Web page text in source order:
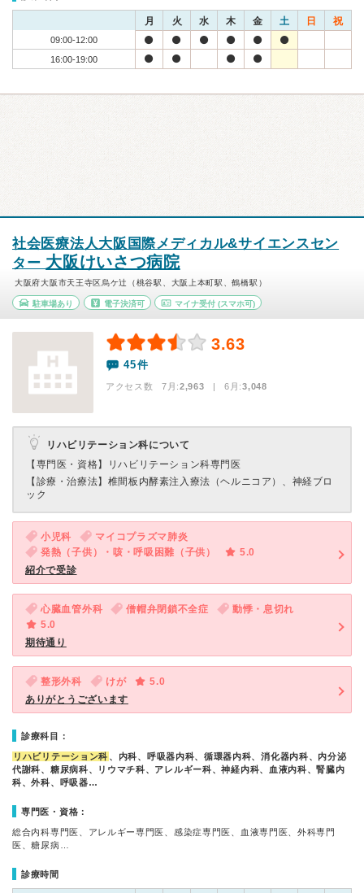
月 火 水 木 金 土 日 祝
09:00-12:00
16:00-19:00
社会医療法人大阪国際メディカル&サイエンスセン
ター 大阪けいさつ病院
大阪府大阪市天王寺区烏ケ辻（桃谷駅、大阪上本町駅、鶴橋駅）
駐車場あり 電子決済可 マイナ受付 (スマホ可)
3.63
45件
アクセス数 7月:2,963 | 6月:3,048
リハビリテーション科について
【専門医・資格】
リハビリテーション科専門医
【診療・治療法】 椎間板内酵素注入療法（ヘルニコア）、神経ブロ
ック
小児科
マイコプラズマ肺炎
発熱（子供）・咳・呼吸困難（子供）
5.0
紹介で受診
心臓血管外科 僧帽弁閉鎖不全症
動悸・息切れ
5.0
期待通り
整形外科 けが
5.0
ありがとうございます
診療科目：
リハビリテーション科 、内科、呼吸器内科、循環器内科、消化器内科、内分泌
代謝科、糖尿病科、リウマチ科、アレルギー科、神経内科、血液内科、腎臓内
科、外科、呼吸器…
専門医・資格：
総合内科専門医、アレルギー専門医、感染症専門医、血液専門医、外科専門
医、糖尿病…
診療時間